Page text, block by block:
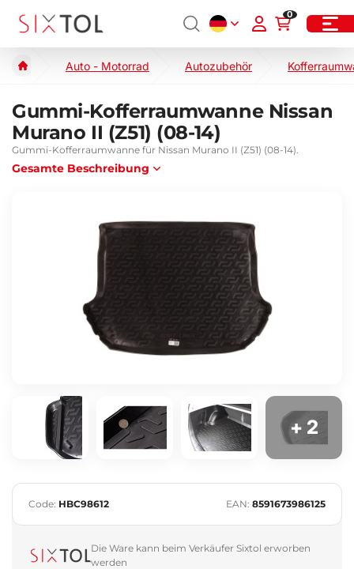
0
Auto - Motorrad Autozubehör
Gummi-Kofferraumwanne Nissan
Murano II (Z51) (08-14)
Gummi-Kofferraumwanne für Nissan Murano II (Z51) (08-14).
Gesamte Beschreibung
+ 2
Code: HBC98612 EAN: 8591673986125
Die Ware kann beim Verkäufer Sixtol erworben
werden